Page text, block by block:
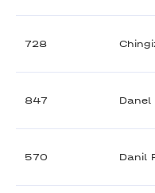
728
847 Danel
570 Danil